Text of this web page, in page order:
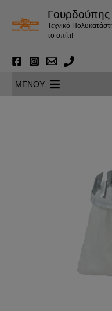
περιεχόμενο
Τεχνικό
το σπίτι!
MENOY